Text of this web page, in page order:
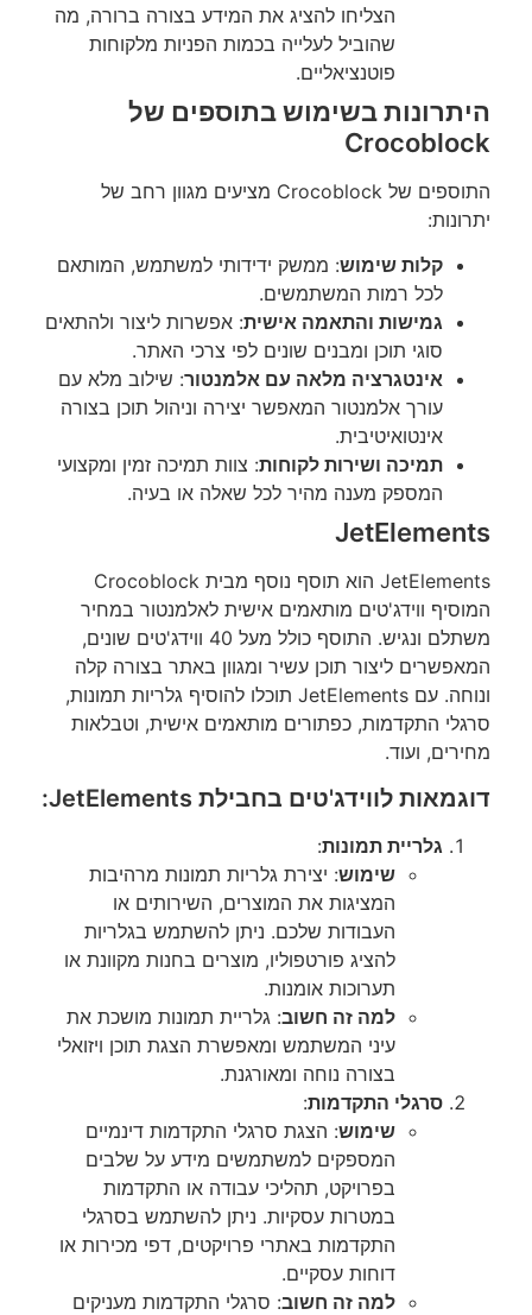
הצליחו להציג את המידע בצורה ברורה, מה
שהוביל לעלייה בכמות הפניות מלקוחות
פוטנציאליים.
היתרונות בשימוש בתוספים של
Crocoblock
התוספים של Crocoblock מציעים מגוון רחב של
יתרונות:
קלות שימוש: ממשק ידידותי למשתמש, המותאם
לכל רמות המשתמשים.
גמישות והתאמה אישית: אפשרות ליצור ולהתאים
סוגי תוכן ומבנים שונים לפי צרכי האתר.
אינטגרציה מלאה עם אלמנטור: שילוב מלא עם
עורך אלמנטור המאפשר יצירה וניהול תוכן בצורה
אינטואיטיבית.
תמיכה ושירות לקוחות: צוות תמיכה זמין ומקצועי
המספק מענה מהיר לכל שאלה או בעיה.
JetElements
JetElements הוא תוסף נוסף מבית Crocoblock
המוסיף ווידג'טים מותאמים אישית לאלמנטור במחיר
משתלם ונגיש. התוסף כולל מעל 40 ווידג'טים שונים,
המאפשרים ליצור תוכן עשיר ומגוון באתר בצורה קלה
ונוחה. עם JetElements תוכלו להוסיף גלריות תמונות,
סרגלי התקדמות, כפתורים מותאמים אישית, וטבלאות
מחירים, ועוד.
דוגמאות לווידג'טים בחבילת JetElements:
גלריית תמונות:
שימוש: יצירת גלריות תמונות מרהיבות
המציגות את המוצרים, השירותים או
העבודות שלכם. ניתן להשתמש בגלריות
להציג פורטפוליו, מוצרים בחנות מקוונת או
תערוכות אומנות.
למה זה חשוב: גלריית תמונות מושכת את
עיני המשתמש ומאפשרת הצגת תוכן ויזואלי
בצורה נוחה ומאורגנת.
סרגלי התקדמות:
שימוש: הצגת סרגלי התקדמות דינמיים
המספקים למשתמשים מידע על שלבים
בפרויקט, תהליכי עבודה או התקדמות
במטרות עסקיות. ניתן להשתמש בסרגלי
התקדמות באתרי פרויקטים, דפי מכירות או
דוחות עסקיים.
למה זה חשוב: סרגלי התקדמות מעניקים